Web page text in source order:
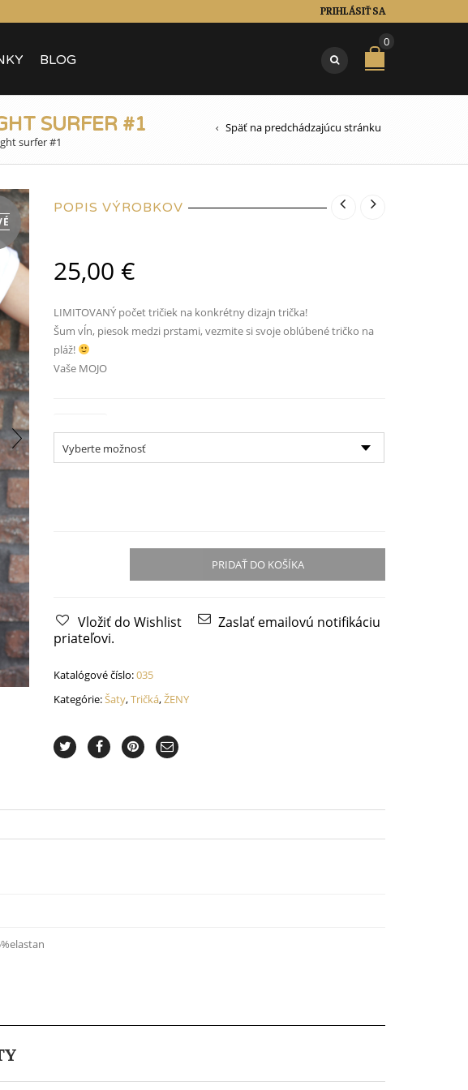
PRIHLÁSIŤ SA
BLOG
0
SURFER #1
surfer #1
Späť na predchádzajúcu stránku
POPIS VÝROBKOV
25,00 €
LIMITOVANÝ počet tričiek na konkrétny dizajn trička!
Šum vĺn, piesok medzi prstami, vezmite si svoje oblúbené tričko na
pláž!
Vaše MOJO
PRIDAŤ DO KOŠÍKA
Vložiť do Wishlist
Zaslať emailovú notifikáciu
priateľovi.
Katalógové číslo:035
Kategórie:Šaty,Tričká,ŽENY